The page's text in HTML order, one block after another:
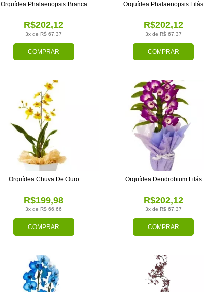
COMPRAR
3x de R$ 67,37
R$202,12
Orquídea Phalaenopsis Branca
COMPRAR
3x de R$ 67,37
R$202,12
Orquídea Phalaenopsis Lilás
COMPRAR
3x de R$ 66,66
R$199,98
Orquídea Chuva De Ouro
COMPRAR
3x de R$ 67,37
R$202,12
Orquídea Dendrobium Lilás